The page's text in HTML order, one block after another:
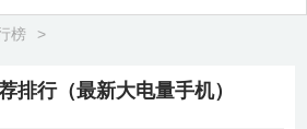
榜 >
排行（最新大电量手机）